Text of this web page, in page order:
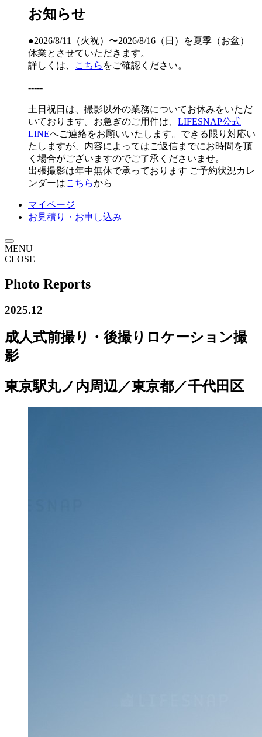
お知らせ
●2026/8/11（火祝）〜2026/8/16（日）を夏季（お盆）
休業とさせていただきます。
詳しくは、
こちら をご確認ください。
-----
土日祝日は、撮影以外の業務についてお休みをいただ
いております。お急ぎのご用件は、 LIFESNAP公式
LINEへご連絡をお願いいたします。できる限り対応い
たしますが、内容によってはご返信までにお時間を頂
く場合がございますのでご了承くださいませ。
出張撮影は年中無休で承っております ご予約状況カレ
ンダーはこちらから
マイページ
お見積り・お申し込み
MENU
CLOSE
Photo Reports
2025.12
成人式前撮り・後撮りロケーション撮
影
東京駅丸ノ内周辺／東京都／千代田区